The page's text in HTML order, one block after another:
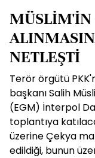
MÜSLİM'İN
NETLEŞTİ
Terör örgütü
başkanı Salih
(EGM) İnterpol
toplantıya
üzerine Çekya
edildiği, bunun